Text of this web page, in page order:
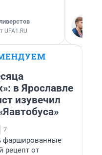
UFA1.RU
в Ярославле
изувечил
7
фаршированные
рецепт от